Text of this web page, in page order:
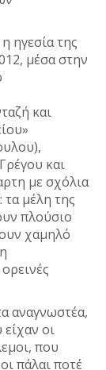
ηγεσία της
μέσα στην
και
και
με σχόλια
μέλη της
πλούσιο
χαμηλό
αναγνωστέα,
οι
που
πάλαι ποτέ